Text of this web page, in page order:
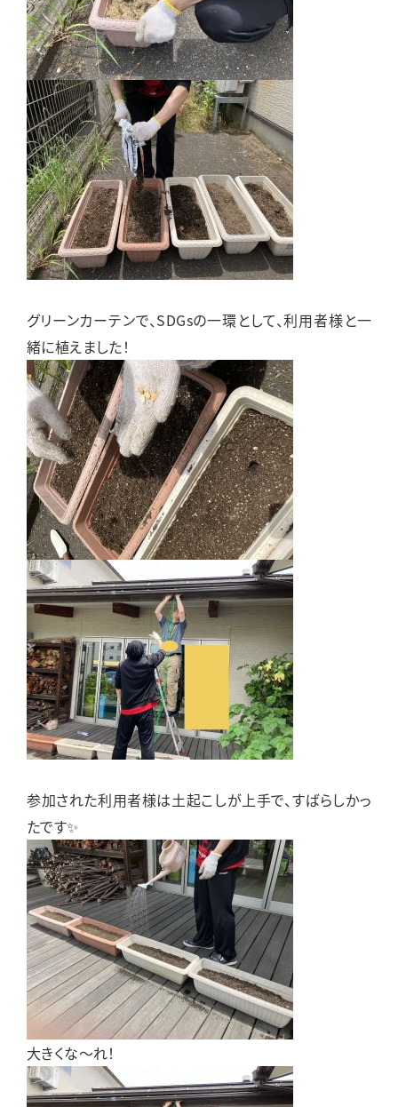
グリーンカーテンで、SDGsの一環として、利用者様と一
緒に植えました！
参加された利用者様は土起こしが上手で、すばらしかっ
たです✨
大きくな～れ！